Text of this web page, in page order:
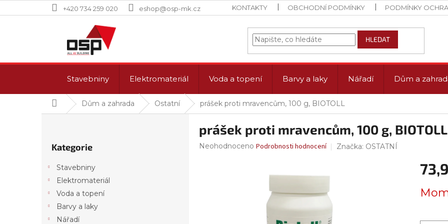
na
+420 734 259 020 eshop@osp-mk.cz KONTAKTY OBCHODNÍ PODMÍNKY PODMÍNKY
HLEDAT
Stavebniny Elektromateriál Voda a topení Barvy a laky Nářadí Dům a
DomůDům a zahrada Ostatní prášek proti mravencům, 100 g, BIOTOLL
kategorie
Kategorie
Stavebniny
Elektromateriál
Voda a topení
Barvy a laky
Nářadí
prášek proti mravencům, 100 g, BIOTOLL
Průměrné
Neohodnoceno Podrobnosti hodnocení Značka: OSTATNÍ
cena: